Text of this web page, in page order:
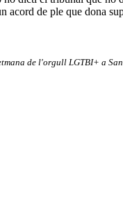
acord de ple que dona
de l'orgull LGTBI+ a